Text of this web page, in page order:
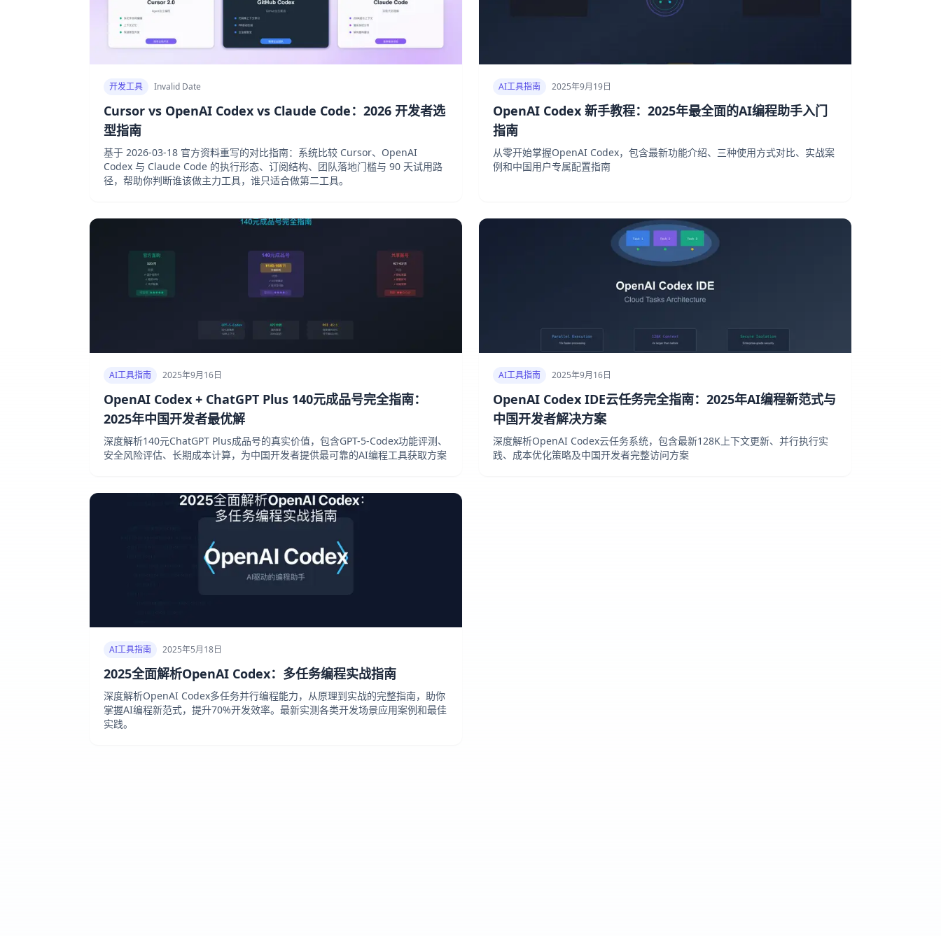
开发工具 Invalid Date
Cursor vs OpenAI Codex vs Claude Code：2026 开发者选
型指南
基于 2026-03-18 官方资料重写的对比指南：系统比较 Cursor、OpenAI
Codex 与 Claude Code 的执行形态、订阅结构、团队落地门槛与 90 天试用路
径，帮助你判断谁该做主力工具，谁只适合做第二工具。
AI工具指南 2025年9月19日
OpenAI Codex 新手教程：2025年最全面的AI编程助手入门
指南
从零开始掌握OpenAI Codex，包含最新功能介绍、三种使用方式对比、实战案
例和中国用户专属配置指南
AI工具指南 2025年9月16日
OpenAI Codex + ChatGPT Plus 140元成品号完全指南：
2025年中国开发者最优解
深度解析140元ChatGPT Plus成品号的真实价值，包含GPT-5-Codex功能评测、
安全风险评估、长期成本计算，为中国开发者提供最可靠的AI编程工具获取方案
AI工具指南 2025年9月16日
OpenAI Codex IDE云任务完全指南：2025年AI编程新范式与
中国开发者解决方案
深度解析OpenAI Codex云任务系统，包含最新128K上下文更新、并行执行实
践、成本优化策略及中国开发者完整访问方案
AI工具指南 2025年5月18日
2025全面解析OpenAI Codex：多任务编程实战指南
深度解析OpenAI Codex多任务并行编程能力，从原理到实战的完整指南，助你
掌握AI编程新范式，提升70%开发效率。最新实测各类开发场景应用案例和最佳
实践。